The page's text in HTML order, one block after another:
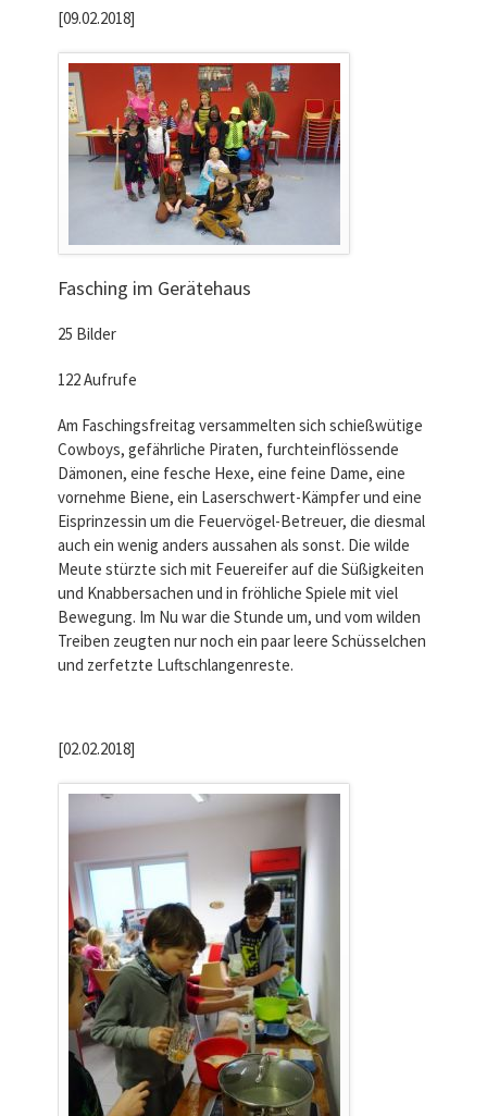
[09.02.2018]
Fasching im Gerätehaus
25 Bilder
122 Aufrufe
Am Faschingsfreitag versammelten sich schießwütige
Cowboys, gefährliche Piraten, furchteinflössende
Dämonen, eine fesche Hexe, eine feine Dame, eine
vornehme Biene, ein Laserschwert-Kämpfer und eine
Eisprinzessin um die Feuervögel-Betreuer, die diesmal
auch ein wenig anders aussahen als sonst. Die wilde
Meute stürzte sich mit Feuereifer auf die Süßigkeiten
und Knabbersachen und in fröhliche Spiele mit viel
Bewegung. Im Nu war die Stunde um, und vom wilden
Treiben zeugten nur noch ein paar leere Schüsselchen
und zerfetzte Luftschlangenreste.
[02.02.2018]